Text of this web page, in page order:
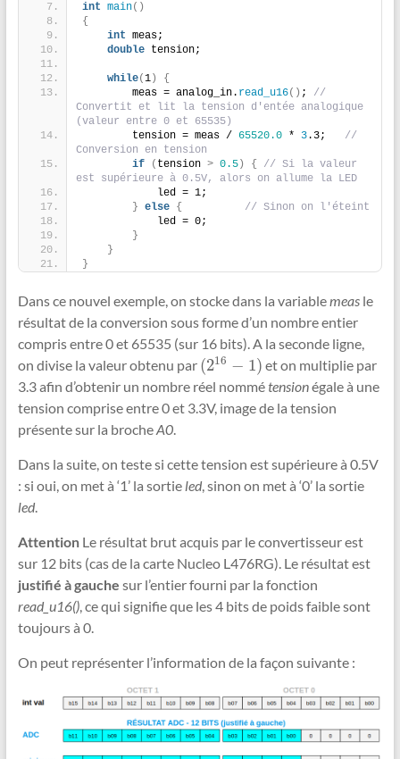
int main()
{
int meas;
double tension;
while(1)
{
        meas = analog_in.
read_u16() ; //
Convertit et lit la tension d'entée analogique
(valeur entre 0 et 65535)
        tension = meas /
65520.0 * 3.3; //
Conversion en tension
if
( tension > 0.5) {
// Si la valeur
est supérieure à 0.5V, alors on allume la LED
            led = 1;
} else {
// Sinon on l'éteint
            led = 0;
}
}
}
Dans ce nouvel exemple, on stocke dans la variablemeasle
résultat de la conversion sous forme d’un nombre entier
compris entre 0 et 65535 (sur 16 bits). A la seconde ligne,
on divise la valeur obtenu par (216 − 1)
(216 −1
et on multiplie par
3.3 afin d’obtenir un nombre réel nommétensionégale à une
tension comprise entre 0 et 3.3V, image de la tension
présente sur la brocheA0.
Dans la suite, on teste si cette tension est supérieure à 0.5V
: si oui, on met à ‘1’ la sortie led, sinon on met à ‘0’ la sortie
led.
AttentionLe résultat brut acquis par le convertisseur est
sur 12 bits (cas de la carte Nucleo L476RG). Le résultat est
justifié à gauche sur l’entier fourni par la fonction
read_u16(), ce qui signifie que les 4 bits de poids faible sont
toujours à 0.
On peut représenter l’information de la façon suivante :